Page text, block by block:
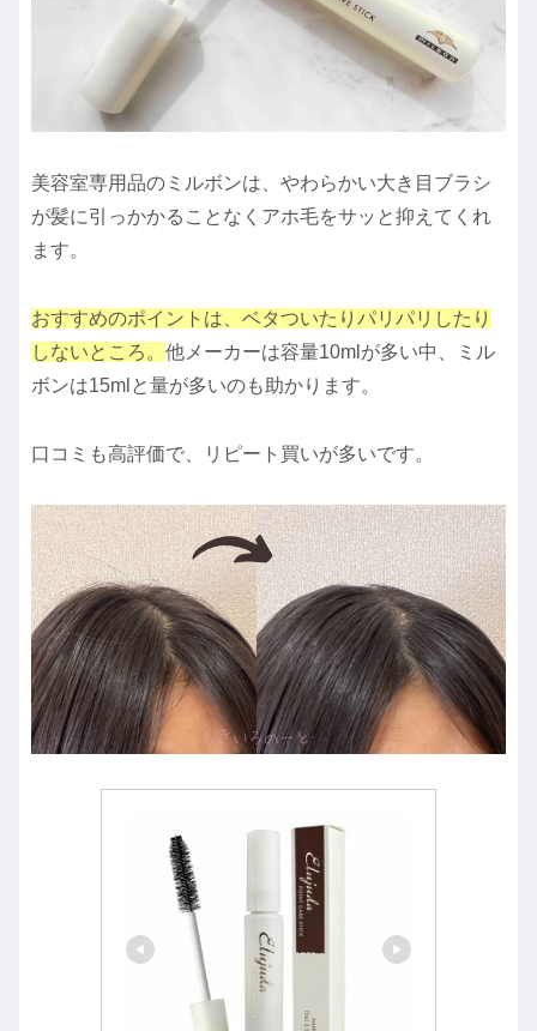
美容室専用品のミルボンは、やわらかい大き目ブラシ
が髪に引っかかることなくアホ毛をサッと抑えてくれ
ます。
おすすめのポイントは、ベタついたりパリパリしたり
しないところ。 他メーカーは容量10mlが多い中、ミル
ボンは15mlと量が多いのも助かります。
口コミも高評価で、リピート買いが多いです。